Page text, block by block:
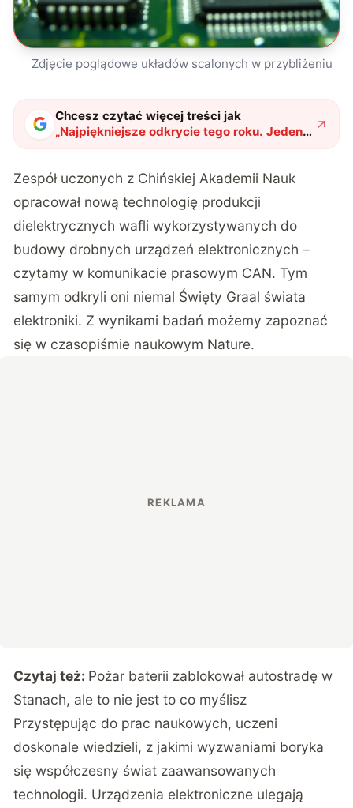
Zdjęcie poglądowe układów scalonych w przybliżeniu
Chcesz czytać więcej treści jak
„Najpiękniejsze odkrycie tego roku. Jeden z
najszlachetniejszych kamieni poprawi
ręce"?
Zespół uczonych z Chińskiej Akademii Nauk
opracował nową technologię produkcji
dielektrycznych wafli wykorzystywanych do
budowy drobnych urządzeń elektronicznych –
czytamy w komunikacie prasowym CAN. Tym
samym odkryli oni niemal Święty Graal świata
elektroniki. Z wynikami badań możemy zapoznać
się w czasopiśmie naukowym Nature.
Czytaj też: Pożar baterii zablokował autostradę w
Stanach, ale to nie jest to co myślisz
Przystępując do prac naukowych, uczeni
doskonale wiedzieli, z jakimi wyzwaniami boryka
się współczesny świat zaawansowanych
technologii. Urządzenia elektroniczne ulegają